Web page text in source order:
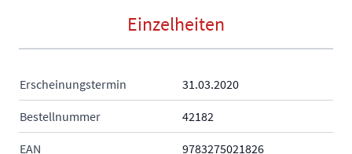
Einzelheiten
Erscheinungstermin 31.03.2020
Bestellnummer 42182
EAN 9783275021826